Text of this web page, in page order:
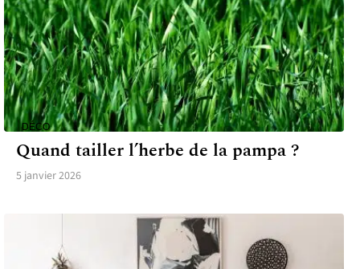
DÉCO
Quand tailler l’herbe de la pampa ?
5 janvier 2026